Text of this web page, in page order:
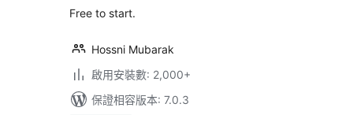
Free to start.
Hossni Mubarak
啟用安裝數: 2,000+
保證相容版本: 7.0.3